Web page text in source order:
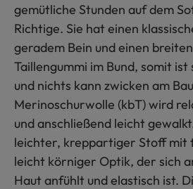
gemütliche Stunden auf dem
Richtige. Sie hat einen
geradem Bein und einen
Taillengummi im Bund, somit
und nichts kann zwicken am
Merinoschurwolle (kbT) wird
und anschließend leicht
leichter, kreppartiger Stoff mit
leicht körniger Optik, der sich
Haut anfühlt und elastisch ist.